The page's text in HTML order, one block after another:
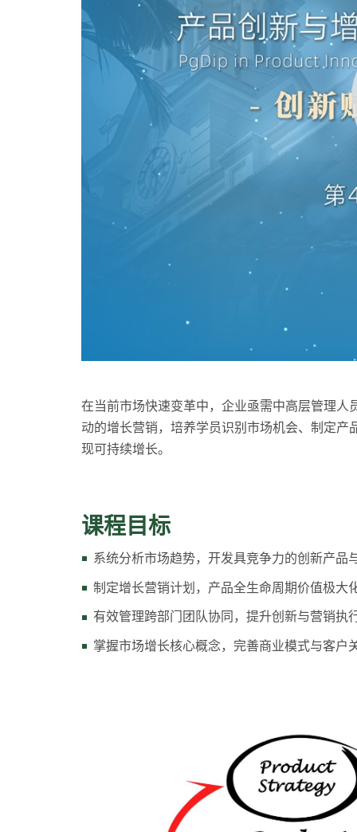
在当前市场快速变革中，企业亟需中高层管理人
动的增长营销，培养学员识别市场机会、制定
现可持续增长。
课程目标
系统分析市场趋势，开发具竞争力的创新产品
制定增长营销计划，产品全生命周期价值极大
有效管理跨部门团队协同，提升创新与营销执
掌握市场增长核心概念，完善商业模式与客户